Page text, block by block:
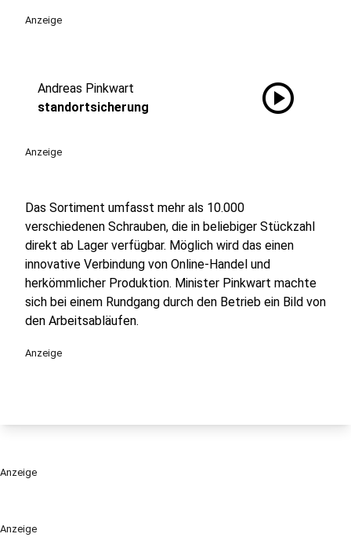
Anzeige
Anzeige
Andreas Pinkwart
standortsicherung
play_circle
Anzeige
Das Sortiment umfasst mehr als 10.000
verschiedenen Schrauben, die in beliebiger Stückzahl
direkt ab Lager verfügbar. Möglich wird das einen
innovative Verbindung von Online-Handel und
herkömmlicher Produktion. Minister Pinkwart machte
sich bei einem Rundgang durch den Betrieb ein Bild von
den Arbeitsabläufen.
Anzeige
Anzeige